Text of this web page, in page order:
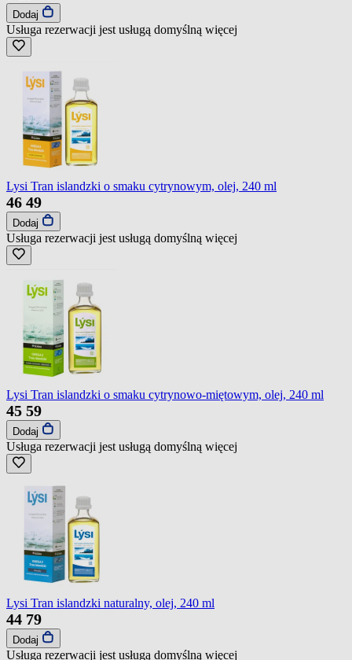
Dodaj
Usługa rezerwacji jest usługą domyślną więcej
Lysi Tran islandzki o smaku cytrynowym, olej, 240 ml
46 49
Dodaj
Usługa rezerwacji jest usługą domyślną więcej
Lysi Tran islandzki o smaku cytrynowo-miętowym, olej, 240 ml
45 59
Dodaj
Usługa rezerwacji jest usługą domyślną więcej
Lysi Tran islandzki naturalny, olej, 240 ml
44 79
Dodaj
Usługa rezerwacji jest usługą domyślną więcej